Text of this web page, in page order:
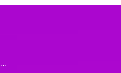
VĂN PHÒNG PHẨM